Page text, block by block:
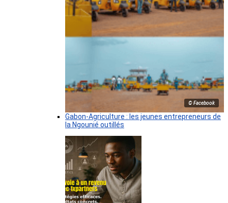
© Facebook
Gabon-Agriculture : les jeunes entrepreneurs de
la Ngounié outillés